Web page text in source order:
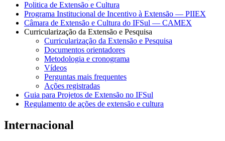
Politica de Extensão e Cultura
Programa Institucional de Incentivo à Extensão — PIIEX
Câmara de Extensão e Cultura do IFSul — CAMEX
Curricularização da Extensão e Pesquisa
Curricularização da Extensão e Pesquisa
Documentos orientadores
Metodologia e cronograma
Vídeos
Perguntas mais frequentes
Ações registradas
Guia para Projetos de Extensão no IFSul
Regulamento de ações de extensão e cultura
Internacional